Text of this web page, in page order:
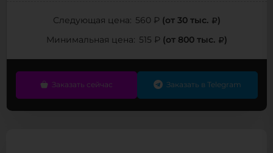
Следующая цена: 560 ₽ (от 30 тыс. )
Минимальная цена: 515 ₽ (от 800 тыс. )
Заказать сейчас Заказать в Telegram